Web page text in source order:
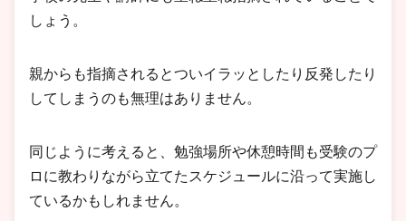
しょう。
親からも指摘されるとついイラッとしたり反発したり
してしまうのも無理はありません。
同じように考えると、勉強場所や休憩時間も受験のプ
ロに教わりながら立てたスケジュールに沿って実施し
ているかもしれません。